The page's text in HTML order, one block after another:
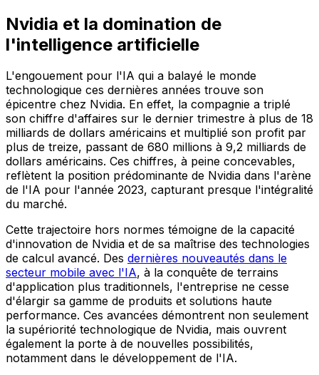
Nvidia et la domination de
l'intelligence artificielle
L'engouement pour l'IA qui a balayé le monde
technologique ces dernières années trouve son
épicentre chez Nvidia. En effet, la compagnie a triplé
son chiffre d'affaires sur le dernier trimestre à plus de 18
milliards de dollars américains et multiplié son profit par
plus de treize, passant de 680 millions à 9,2 milliards de
dollars américains. Ces chiffres, à peine concevables,
reflètent la position prédominante de Nvidia dans l'arène
de l'IA pour l'année 2023, capturant presque l'intégralité
du marché.
Cette trajectoire hors normes témoigne de la capacité
d'innovation de Nvidia et de sa maîtrise des technologies
de calcul avancé. Des dernières nouveautés dans le
secteur mobile avec l'IA, à la conquête de terrains
d'application plus traditionnels, l'entreprise ne cesse
d'élargir sa gamme de produits et solutions haute
performance. Ces avancées démontrent non seulement
la supériorité technologique de Nvidia, mais ouvrent
également la porte à de nouvelles possibilités,
notamment dans le développement de l'IA.